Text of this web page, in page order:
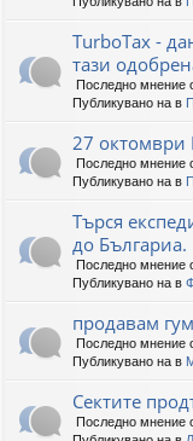
TurboTax -
тази
Последно мнение
Публикувано на в
27 октомври
Последно мнение
Публикувано на в
Търся
до Българиа.
Последно мнение
Публикувано на в
продавам
Последно мнение
Публикувано на в
Сектите
Последно мнение